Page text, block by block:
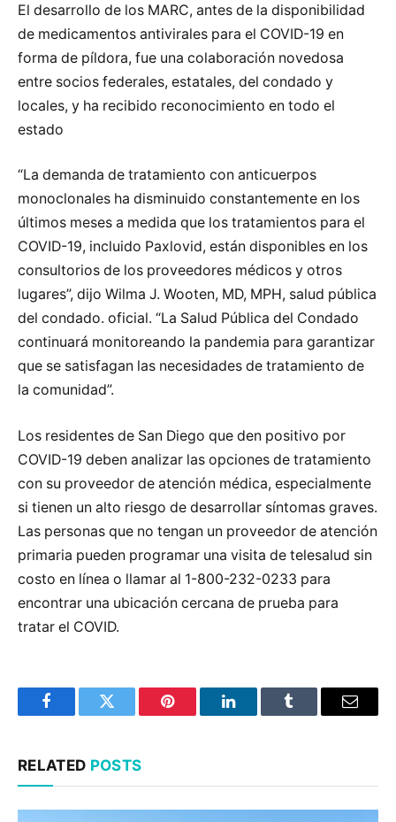
El desarrollo de los MARC, antes de la disponibilidad
de medicamentos antivirales para el COVID-19 en
forma de píldora, fue una colaboración novedosa
entre socios federales, estatales, del condado y
locales, y ha recibido reconocimiento en todo el
estado
“La demanda de tratamiento con anticuerpos
monoclonales ha disminuido constantemente en los
últimos meses a medida que los tratamientos para el
COVID-19, incluido Paxlovid, están disponibles en los
consultorios de los proveedores médicos y otros
lugares”, dijo Wilma J. Wooten, MD, MPH, salud pública
del condado. oficial. “La Salud Pública del Condado
continuará monitoreando la pandemia para garantizar
que se satisfagan las necesidades de tratamiento de
la comunidad”.
Los residentes de San Diego que den positivo por
COVID-19 deben analizar las opciones de tratamiento
con su proveedor de atención médica, especialmente
si tienen un alto riesgo de desarrollar síntomas graves.
Las personas que no tengan un proveedor de atención
primaria pueden programar una visita de telesalud sin
costo en línea o llamar al 1-800-232-0233 para
encontrar una ubicación cercana de prueba para
tratar el COVID.
FacebookTwitter Pinterest LinkedInTumblr Email
RELATED POSTS